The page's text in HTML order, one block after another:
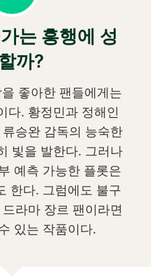
는 흥행에 성
까?
좋아한 팬들에게는
다. 황정민과 정해인
승완 감독의 능숙한
빛을 발한다. 그러나
예측 가능한 플롯은
한다. 그럼에도 불구
라마 장르 팬이라면
있는 작품이다.